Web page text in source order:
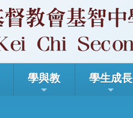
學與教 學生成長